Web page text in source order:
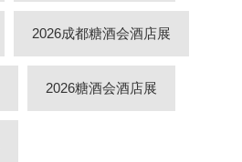
2026成都糖酒会酒店展
2026糖酒会酒店展